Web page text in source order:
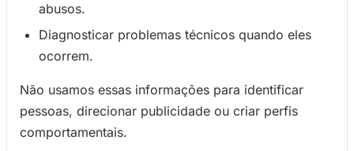
abusos.
Diagnosticar problemas técnicos quando eles
ocorrem.
Não usamos essas informações para identificar
pessoas, direcionar publicidade ou criar perfis
comportamentais.